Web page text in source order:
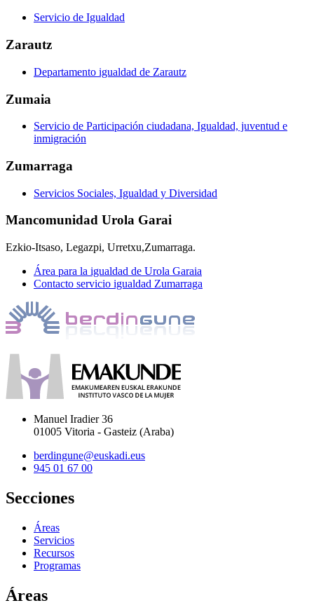
Servicio de Igualdad
Zarautz
Departamento igualdad de Zarautz
Zumaia
Servicio de Participación ciudadana, Igualdad, juventud e
inmigración
Zumarraga
Servicios Sociales, Igualdad y Diversidad
Mancomunidad Urola Garai
Ezkio-Itsaso, Legazpi, Urretxu,Zumarraga.
Área para la igualdad de Urola Garaia
Contacto servicio igualdad Zumarraga
Manuel Iradier 36
01005 Vitoria - Gasteiz (Araba)
berdingune@euskadi.eus
945 01 67 00
Secciones
Áreas
Servicios
Recursos
Programas
Áreas